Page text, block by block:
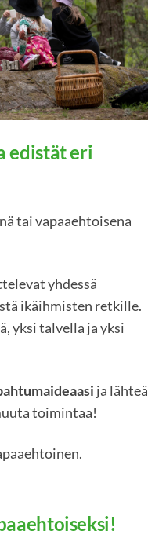
edistät eri
tai vapaaehtoisena
yhdessä
ikäihmisten retkille.
yksi talvella ja yksi
ja lähteä
toimintaa!